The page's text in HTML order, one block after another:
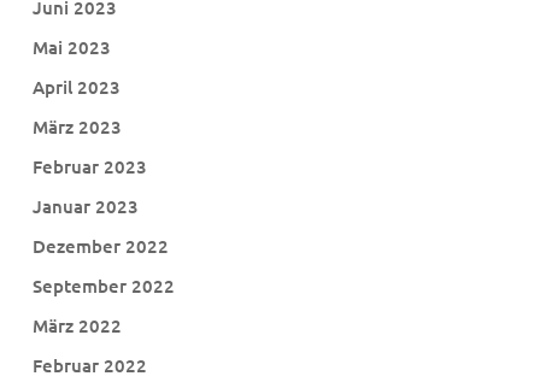
Juni 2023
Mai 2023
April 2023
März 2023
Februar 2023
Januar 2023
Dezember 2022
September 2022
März 2022
Februar 2022